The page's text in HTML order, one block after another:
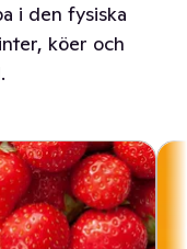
i den fysiska
köer och